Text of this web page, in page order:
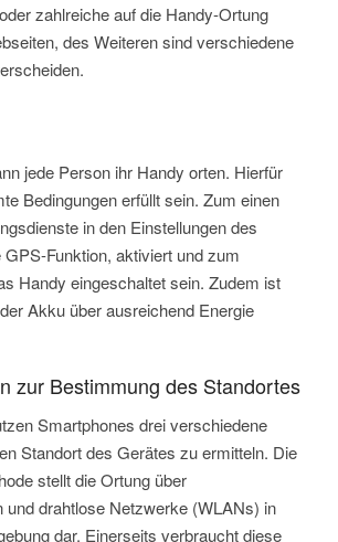
zahlreiche auf die Handy-Ortung
des Weiteren sind verschiedene
jede Person ihr Handy orten. Hierfür
Bedingungen erfüllt sein. Zum einen
in den Einstellungen des
Funktion, aktiviert und zum
Handy eingeschaltet sein. Zudem ist
Akku über ausreichend Energie
zur Bestimmung des Standortes
Smartphones drei verschiedene
Standort des Gerätes zu ermitteln. Die
stellt die Ortung über
und drahtlose Netzwerke (WLANs) in
dar. Einerseits verbraucht diese